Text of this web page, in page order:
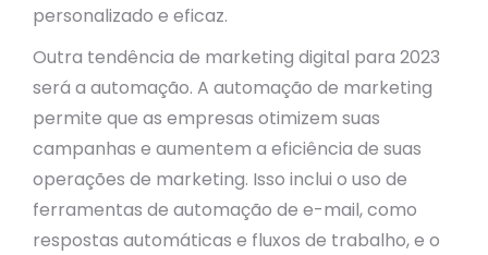
personalizado e eficaz.
Outra tendência de marketing digital para 2023
será a automação. A automação de marketing
permite que as empresas otimizem suas
campanhas e aumentem a eficiência de suas
operações de marketing. Isso inclui o uso de
ferramentas de automação de e-mail, como
respostas automáticas e fluxos de trabalho, e o